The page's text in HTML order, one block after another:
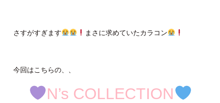
さすがすぎます まさに求めていたカラコン
今回はこちらの、、
N’s COLLECTION